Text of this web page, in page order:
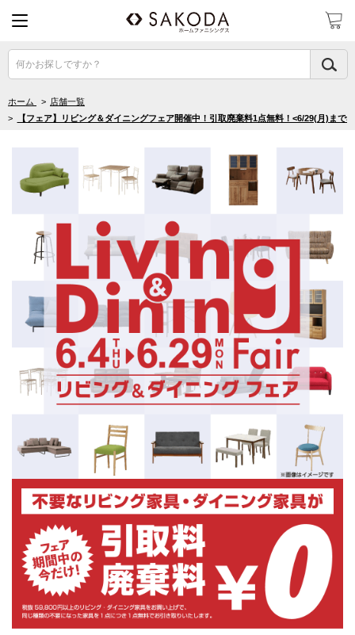
何かお探しですか？
ホーム > 店舗一覧
>
【フェア】リビング＆ダイニングフェア開催中！引取廃棄料1点無料！<6/29(月)まで>